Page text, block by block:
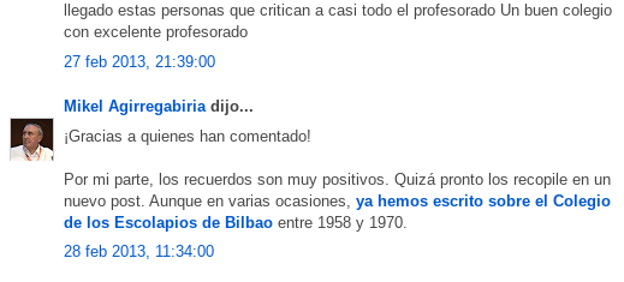
llegado estas personas que critican a casi todo el profesorado Un buen colegio
con excelente profesorado
27 feb 2013, 21:39:00
Mikel Agirregabiriadijo...
¡Gracias a quienes han comentado!
Por mi parte, los recuerdos son muy positivos. Quizá pronto los recopile en un
nuevo post. Aunque en varias ocasiones, ya hemos escrito sobre el Colegio
de los Escolapios de Bilbao entre 1958 y 1970.
28 feb 2013, 11:34:00